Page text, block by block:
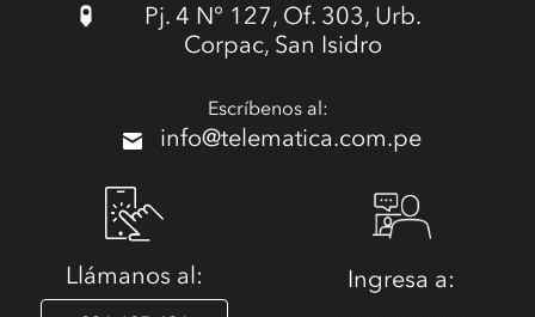
Pj. 4 N° 127, Of. 303, Urb.
Corpac, San Isidro
Escríbenos al:
info@telematica.com.pe
Llámanos al: Ingresa a: